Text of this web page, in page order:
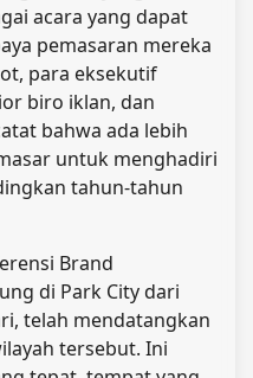
acara yang dapat
pemasaran mereka
para eksekutif
biro iklan, dan
bahwa ada lebih
untuk menghadiri
tahun-tahun
Brand
di Park City dari
telah mendatangkan
tersebut. Ini